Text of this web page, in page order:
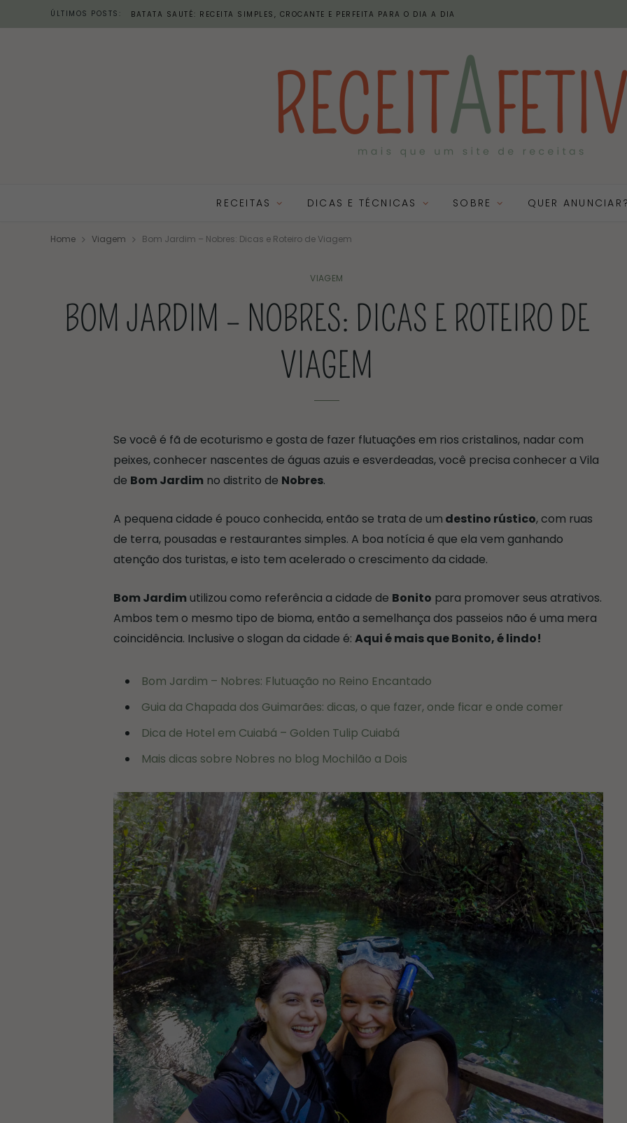
ÚLTIMOS POSTS: BATATA SAUTÉ: RECEITA SIMPLES, CROCANTE E PERFEITA PARA O DIA A DIA
RECEITAS DICAS E TÉCNICAS SOBRE QUER ANUNCIAR?
Home Viagem Bom Jardim – Nobres: Dicas e Roteiro de Viagem
VIAGEM
BOM JARDIM – NOBRES: DICAS E ROTEIRO DE
VIAGEM
Se você é fã de ecoturismo e gosta de fazer flutuações em rios cristalinos, nadar com
peixes, conhecer nascentes de águas azuis e esverdeadas, você precisa conhecer a Vila
de Bom Jardim no distrito de Nobres.
A pequena cidade é pouco conhecida, então se trata de um destino rústico, com ruas
de terra, pousadas e restaurantes simples. A boa notícia é que ela vem ganhando
atenção dos turistas, e isto tem acelerado o crescimento da cidade.
Bom Jardim utilizou como referência a cidade de Bonito para promover seus atrativos.
Ambos tem o mesmo tipo de bioma, então a semelhança dos passeios não é uma mera
coincidência. Inclusive o slogan da cidade é: Aqui é mais que Bonito, é lindo!
Bom Jardim – Nobres: Flutuação no Reino Encantado
Guia da Chapada dos Guimarães: dicas, o que fazer, onde ficar e onde comer
Dica de Hotel em Cuiabá – Golden Tulip Cuiabá
Mais dicas sobre Nobres no blog Mochilão a Dois